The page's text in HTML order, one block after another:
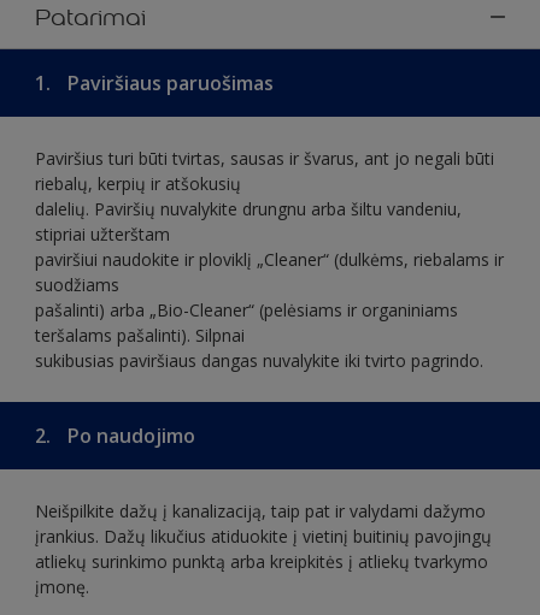
Patarimai
1. Paviršiaus paruošimas
Paviršius turi būti tvirtas, sausas ir švarus, ant jo negali būti
riebalų, kerpių ir atšokusių
dalelių. Paviršių nuvalykite drungnu arba šiltu vandeniu,
stipriai užterštam
paviršiui naudokite ir ploviklį „Cleaner“ (dulkėms, riebalams ir
suodžiams
pašalinti) arba „Bio-Cleaner“ (pelėsiams ir organiniams
teršalams pašalinti). Silpnai
sukibusias paviršiaus dangas nuvalykite iki tvirto pagrindo.
2. Po naudojimo
Neišpilkite dažų į kanalizaciją, taip pat ir valydami dažymo
įrankius. Dažų likučius atiduokite į vietinį buitinių pavojingų
atliekų surinkimo punktą arba kreipkitės į atliekų tvarkymo
įmonę.